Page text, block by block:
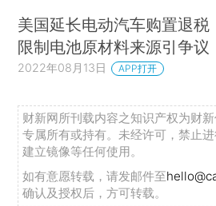
美国延长电动汽车购置退税
限制电池原材料来源引争议
2022年08月13日 APP打开
财新网所刊载内容之知识产权为财
专属所有或持有。未经许可，禁止
建立镜像等任何使用。
如有意愿转载，请发邮件至
确认及授权后，方可转载。